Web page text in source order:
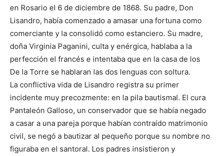
en Rosario el 6 de diciembre de 1868. Su padre, Don
Lisandro, había comenzado a amasar una fortuna como
comerciante y la consolidó como estanciero. Su madre,
doña Virginia Paganini, culta y enérgica, hablaba a la
perfección el francés e intentaba que en la casa de los
De la Torre se hablaran las dos lenguas con soltura.
La conflictiva vida de Lisandro registra su primer
incidente muy precozmente: en la pila bautismal. El cura
Pantaleón Galloso, un conservador que se había negado
a casar a una pareja porque habían contraído matrimonio
civil, se negó a bautizar al pequeño porque su nombre no
figuraba en el santoral. Los padres insistieron y